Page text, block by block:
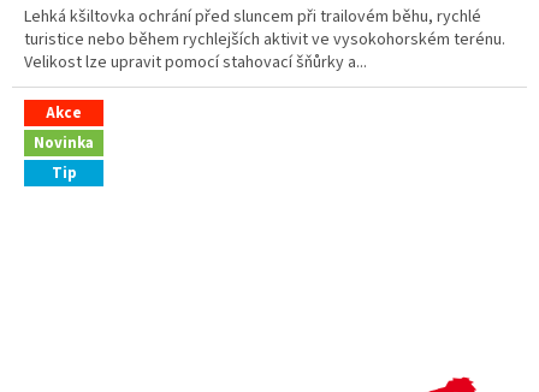
Lehká kšiltovka ochrání před sluncem při trailovém běhu, rychlé
turistice nebo během rychlejších aktivit ve vysokohorském terénu.
Velikost lze upravit pomocí stahovací šňůrky a...
Akce
Novinka
Tip